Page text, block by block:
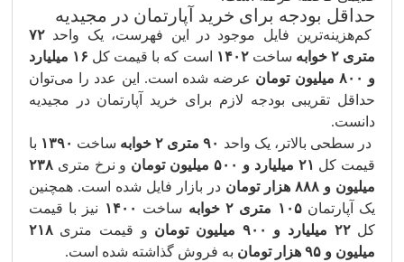
حداقل بودجه برای خرید آپارتمان در مجیدیه
کم‌هزینه‌ترین فایل موجود در این فهرست، یک واحد۷۲
متری ۲ خوابه
ساخت۱۴۰۲ است که با قیمت کل
۱۶ میلیارد
و ۸۰۰ میلیون تومان
عرضه شده است. این عدد را می‌توان
حداقل تقریبی بودجه لازم برای خرید آپارتمان در مجیدیه
دانست.
در سطحی بالاتر، یک واحد ۹۰ متری ۲ خوابه ساخت ۱۳۹۰ با
قیمت کل ۲۱ میلیارد و ۵۰۰ میلیون تومان و نرخ متری۲۳۸
میلیون و ۸۸۸ هزار تومان
در بازار فایل شده است. همچنین
یک آپارتمان۱۰۵ متری ۲ خوابه ساخت ۱۴۰۰ نیز با قیمت
کل۲۲ میلیارد و ۹۰۰ میلیون تومان و قیمت متری۲۱۸
میلیون و ۹۵ هزار تومان
به فروش گذاشته شده است.